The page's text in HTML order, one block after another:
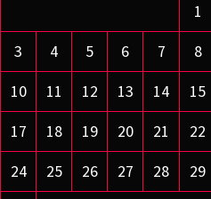
1
3
4 5 6 7 8
10
11 12 13 14 15
17
18 19 20 21 22
24
25 26 27 28 29